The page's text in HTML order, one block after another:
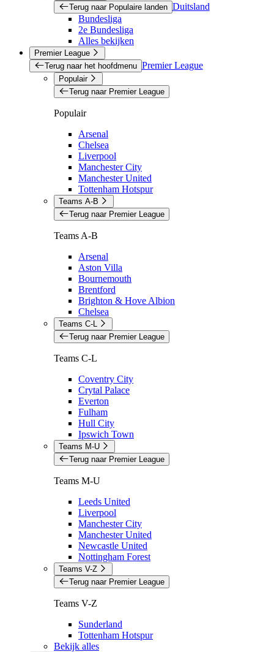
Terug naar Populaire landen Duitsland
Bundesliga
2e Bundesliga
Alles bekijken
Premier League
Terug naar het hoofdmenu Premier League
Populair
Terug naar Premier League
Populair
Arsenal
Chelsea
Liverpool
Manchester City
Manchester United
Tottenham Hotspur
Teams A-B
Terug naar Premier League
Teams A-B
Arsenal
Aston Villa
Bournemouth
Brentford
Brighton & Hove Albion
Chelsea
Teams C-L
Terug naar Premier League
Teams C-L
Coventry City
Crytal Palace
Everton
Fulham
Hull City
Ipswich Town
Teams M-U
Terug naar Premier League
Teams M-U
Leeds United
Liverpool
Manchester City
Manchester United
Newcastle United
Nottingham Forest
Teams V-Z
Terug naar Premier League
Teams V-Z
Sunderland
Tottenham Hotspur
Bekijk alles